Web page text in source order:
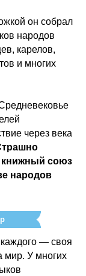
он собрал
народов
карелов,
и многих
через века
книжный союз
народов
— своя
мир. У многих